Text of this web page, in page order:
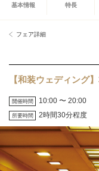
基本情報 特長
フェア詳細
【和装ウェディング
開催時間 10:00 〜 20:00
所要時間 2時間30分程度